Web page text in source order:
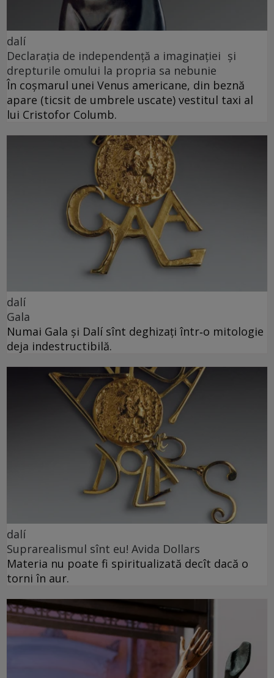
dalí
Declarația de independență a imaginației și
drepturile omului la propria sa nebunie
În coșmarul unei Venus americane, din beznă
apare (ticsit de umbrele uscate) vestitul taxi al
lui Cristofor Columb.
dalí
Gala
Numai Gala și Dalí sînt deghizați într‑o mitologie
deja indestructibilă.
dalí
Suprarealismul sînt eu! Avida Dollars
Materia nu poate fi spiritualizată decît dacă o
torni în aur.